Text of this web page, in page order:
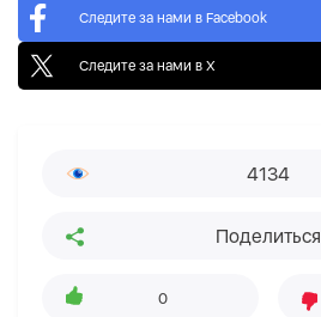
Следите за нами в Facebook
Следите за нами в X
4134
Поделиться
0